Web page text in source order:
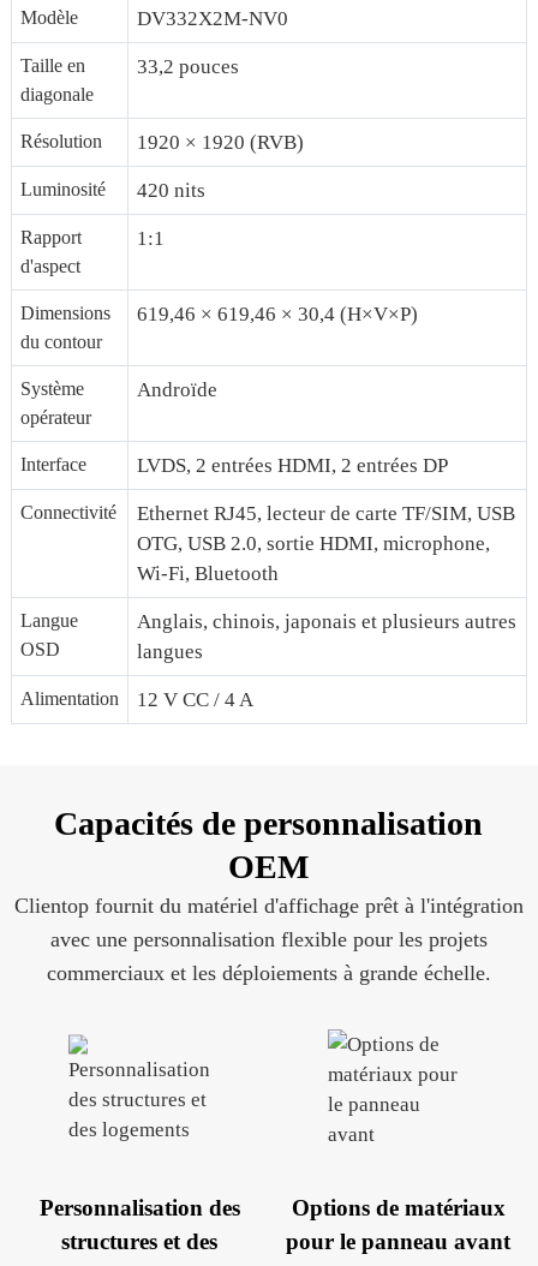
Modèle DV332X2M-NV0
Taille en
diagonale
33,2 pouces
Résolution 1920 × 1920 (RVB)
Luminosité 420 nits
Rapport
d'aspect
1:1
Dimensions
du contour
619,46 × 619,46 × 30,4 (H×V×P)
Système
opérateur
Androïde
Interface LVDS, 2 entrées HDMI, 2 entrées DP
Connectivité
Ethernet RJ45, lecteur de carte TF/SIM, USB
OTG, USB 2.0, sortie HDMI, microphone,
Wi-Fi, Bluetooth
Langue
OSD
Anglais, chinois, japonais et plusieurs autres
langues
Alimentation 12 V CC / 4 A
Capacités de personnalisation
OEM
Clientop fournit du matériel d'affichage prêt à l'intégration
avec une personnalisation flexible pour les projets
commerciaux et les déploiements à grande échelle.
Personnalisation des
structures et des
Options de matériaux
pour le panneau avant